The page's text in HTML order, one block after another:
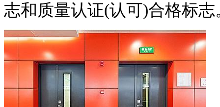
志和质量认证(认可)合格标志